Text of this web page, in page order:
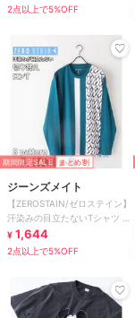
2点以上で5%OFF
期間限定SALE まとめ割
ジーンズメイト
【ZEROSTAIN/ゼロステイン】
汗染みの目立たないTシャツ 切
¥ 1,644
2点以上で5%OFF